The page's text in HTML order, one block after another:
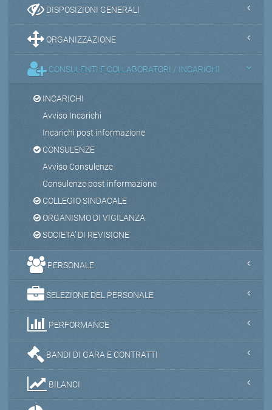
DISPOSIZIONI GENERALI
ORGANIZZAZIONE
CONSULENTI E COLLABORATORI / INCARICHI
INCARICHI
Avviso Incarichi
Incarichi post informazione
CONSULENZE
Avviso Consulenze
Consulenze post informazione
COLLEGIO SINDACALE
ORGANISMO DI VIGILANZA
SOCIETA' DI REVISIONE
PERSONALE
SELEZIONE DEL PERSONALE
PERFORMANCE
BANDI DI GARA E CONTRATTI
BILANCI